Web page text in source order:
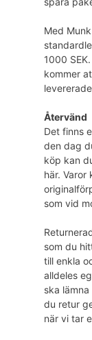
Med
1000
kommer
Återvänd
Det finns
den dag
köp kan
här. Varor
som vid
som du
till enkla
alldeles
ska
du retur
när vi tar